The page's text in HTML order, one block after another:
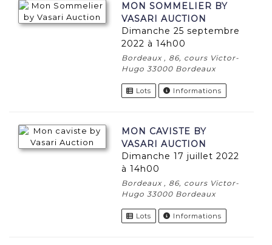
MON SOMMELIER BY
VASARI AUCTION
dimanche 25 septembre
2022 à 14h00
Bordeaux , 86, cours Victor-
Hugo 33000 Bordeaux
Lots Informations
MON CAVISTE BY
VASARI AUCTION
dimanche 17 juillet 2022
à 14h00
Bordeaux , 86, cours Victor-
Hugo 33000 Bordeaux
Lots Informations